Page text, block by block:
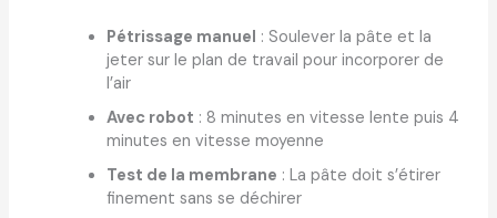
Pétrissage manuel : Soulever la pâte et la
jeter sur le plan de travail pour incorporer de
l’air
Avec robot : 8 minutes en vitesse lente puis 4
minutes en vitesse moyenne
Test de la membrane : La pâte doit s’étirer
finement sans se déchirer